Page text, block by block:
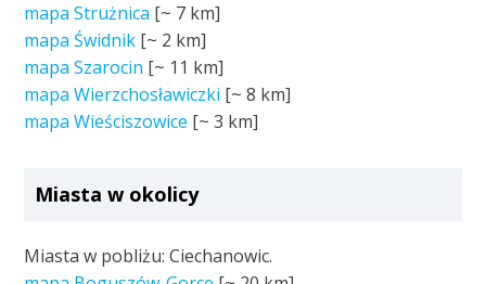
mapa Strużnica [~ 7 km]
mapa Świdnik [~ 2 km]
mapa Szarocin [~ 11 km]
mapa Wierzchosławiczki [~8 km]
mapa Wieściszowice [~3 km]
Miasta w okolicy
Miasta w pobliżu: Ciechanowic.